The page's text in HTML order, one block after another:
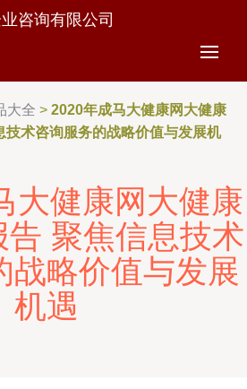
咨询有限公司
大全 > 2020年成马大健康网大健康
技术咨询服务的战略价值与发展机
大健康网大健康
告 聚焦信息技术
战略价值与发展
机遇